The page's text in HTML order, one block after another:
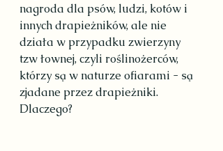
nagroda dla psów, ludzi, kotów i
innych drapieżników, ale nie
działa w przypadku zwierzyny
tzw łownej, czyli roślinożerców,
którzy są w naturze ofiarami - są
zjadane przez drapieżniki.
Dlaczego?